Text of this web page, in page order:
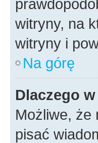
witryny, na
witryny i
Na górę
Dlaczego
Możliwe, że
pisać